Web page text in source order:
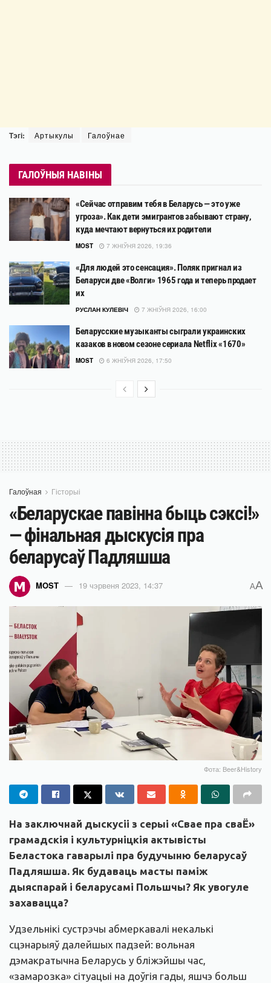
Тэгі: Артыкулы Галоўнае
ГАЛОЎНЫЯ НАВІНЫ
«Сейчас отправим тебя в Беларусь — это уже
угроза». Как дети эмигрантов забывают страну,
куда мечтают вернуться их родители
MOST 7 ЖНІЎНЯ 2026, 19:36
«Для людей это сенсация». Поляк пригнал из
Беларуси две «Волги» 1965 года и теперь продает
их
РУСЛАН КУЛЕВІЧ 7 ЖНІЎНЯ 2026, 16:00
Беларусские музыканты сыграли украинских
казаков в новом сезоне сериала Netflix «1670»
MOST 6 ЖНІЎНЯ 2026, 17:50
Галоўная Гісторыі
«Беларускае павінна быць сэксі!»
— фінальная дыскусія пра
беларусаў Падляшша
MOST 19 чэрвеня 2023, 14:37 AA
Фота: Beer&History
На заключнай дыскусіі з серыі «Свае пра сваЁ»
грамадскія і культурніцкія актывісты
Беластока гаварылі пра будучыню беларусаў
Падляшша. Як будаваць масты паміж
дыяспарай і беларусамі Польшчы? Як увогуле
захавацца?
Удзельнікі сустрэчы абмеркавалі некалькі
сцэнарыяў далейшых падзей: вольная
дэмакратычна Беларусь у бліжэйшы час,
«замарозка» сітуацыі на доўгія гады, яшчэ больш